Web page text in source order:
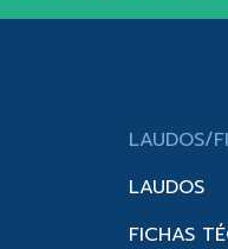
LAUDOS/
LAUDOS
FICHAS